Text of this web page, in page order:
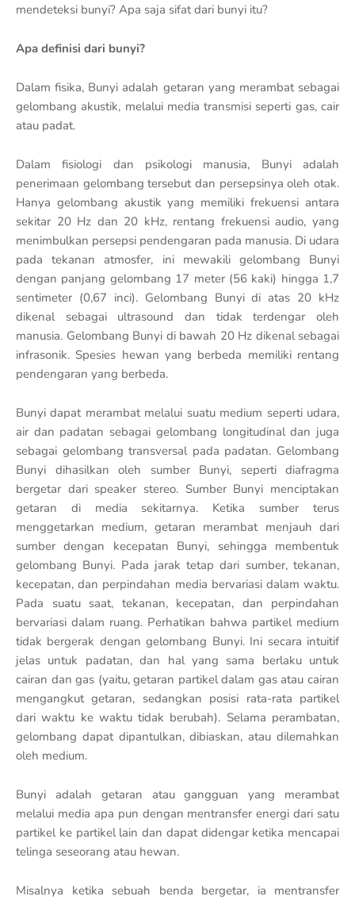
mendeteksi bunyi? Apa saja sifat dari bunyi itu?
Apa definisi dari bunyi?
Dalam fisika, Bunyi adalah getaran yang merambat sebagai
gelombang akustik, melalui media transmisi seperti gas, cair
atau padat.
Dalam fisiologi dan psikologi manusia, Bunyi adalah
penerimaan gelombang tersebut dan persepsinya oleh otak.
Hanya gelombang akustik yang memiliki frekuensi antara
sekitar 20 Hz dan 20 kHz, rentang frekuensi audio, yang
menimbulkan persepsi pendengaran pada manusia. Di udara
pada tekanan atmosfer, ini mewakili gelombang Bunyi
dengan panjang gelombang 17 meter (56 kaki) hingga 1,7
sentimeter (0,67 inci). Gelombang Bunyi di atas 20 kHz
dikenal sebagai ultrasound dan tidak terdengar oleh
manusia. Gelombang Bunyi di bawah 20 Hz dikenal sebagai
infrasonik. Spesies hewan yang berbeda memiliki rentang
pendengaran yang berbeda.
Bunyi dapat merambat melalui suatu medium seperti udara,
air dan padatan sebagai gelombang longitudinal dan juga
sebagai gelombang transversal pada padatan. Gelombang
Bunyi dihasilkan oleh sumber Bunyi, seperti diafragma
bergetar dari speaker stereo. Sumber Bunyi menciptakan
getaran di media sekitarnya. Ketika sumber terus
menggetarkan medium, getaran merambat menjauh dari
sumber dengan kecepatan Bunyi, sehingga membentuk
gelombang Bunyi. Pada jarak tetap dari sumber, tekanan,
kecepatan, dan perpindahan media bervariasi dalam waktu.
Pada suatu saat, tekanan, kecepatan, dan perpindahan
bervariasi dalam ruang. Perhatikan bahwa partikel medium
tidak bergerak dengan gelombang Bunyi. Ini secara intuitif
jelas untuk padatan, dan hal yang sama berlaku untuk
cairan dan gas (yaitu, getaran partikel dalam gas atau cairan
mengangkut getaran, sedangkan posisi rata-rata partikel
dari waktu ke waktu tidak berubah). Selama perambatan,
gelombang dapat dipantulkan, dibiaskan, atau dilemahkan
oleh medium.
Bunyi adalah getaran atau gangguan yang merambat
melalui media apa pun dengan mentransfer energi dari satu
partikel ke partikel lain dan dapat didengar ketika mencapai
telinga seseorang atau hewan.
Misalnya ketika sebuah benda bergetar, ia mentransfer